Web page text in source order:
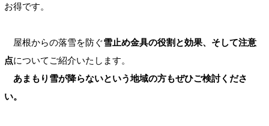
お得です。
屋根からの落雪を防ぐ雪止め金具の役割と効果、そして注意
点についてご紹介いたします。
あまもり雪が降らないという地域の方もぜひご検討くださ
い。